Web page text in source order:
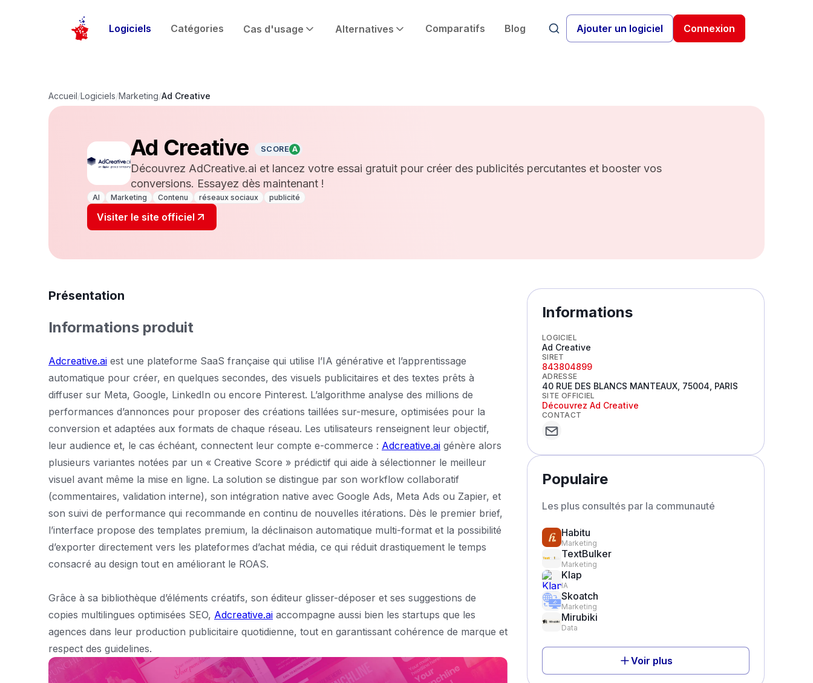
Logiciels Catégories Cas d'usage Alternatives Comparatifs Blog Ajouter un logiciel Connexion
Accueil/Logiciels/Marketing/Ad Creative
Ad Creative SCORE A
Découvrez AdCreative.ai et lancez votre essai gratuit pour créer des publicités percutantes et booster vos
conversions. Essayez dès maintenant !
AI Marketing Contenu réseaux sociaux publicité
Visiter le site officiel
Présentation
Informations produit
Adcreative.ai est une plateforme SaaS française qui utilise l’IA générative et l’apprentissage
automatique pour créer, en quelques secondes, des visuels publicitaires et des textes prêts à
diffuser sur Meta, Google, LinkedIn ou encore Pinterest. L’algorithme analyse des millions de
performances d’annonces pour proposer des créations taillées sur-mesure, optimisées pour la
conversion et adaptées aux formats de chaque réseau. Les utilisateurs renseignent leur objectif,
leur audience et, le cas échéant, connectent leur compte e-commerce : Adcreative.ai génère alors
plusieurs variantes notées par un « Creative Score » prédictif qui aide à sélectionner le meilleur
visuel avant même la mise en ligne. La solution se distingue par son workflow collaboratif
(commentaires, validation interne), son intégration native avec Google Ads, Meta Ads ou Zapier, et
son suivi de performance qui recommande en continu de nouvelles itérations. Dès le premier brief,
l’interface propose des templates premium, la déclinaison automatique multi-format et la possibilité
d’exporter directement vers les plateformes d’achat média, ce qui réduit drastiquement le temps
consacré au design tout en améliorant le ROAS.
Grâce à sa bibliothèque d’éléments créatifs, son éditeur glisser-déposer et ses suggestions de
copies multilingues optimisées SEO, Adcreative.ai accompagne aussi bien les startups que les
agences dans leur production publicitaire quotidienne, tout en garantissant cohérence de marque et
respect des guidelines.
Informations
LOGICIEL
Ad Creative
SIRET
843804899
ADRESSE
40 RUE DES BLANCS MANTEAUX, 75004, PARIS
SITE OFFICIEL
Découvrez Ad Creative
CONTACT
Populaire
Les plus consultés par la communauté
Habitu
Marketing
TextBulker
Marketing
Klap
IA
Skoatch
Marketing
Mirubiki
Data
Voir plus